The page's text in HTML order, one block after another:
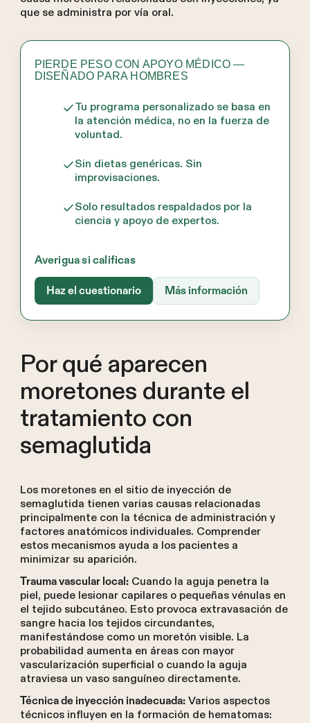
que se administra por vía oral.
PIERDE PESO CON APOYO MÉDICO —
DISEÑADO PARA HOMBRES
Tu programa personalizado se basa en
la atención médica, no en la fuerza de
voluntad.
Sin dietas genéricas. Sin
improvisaciones.
Solo resultados respaldados por la
ciencia y apoyo de expertos.
Averigua si calificas
Haz el cuestionario Más información
Por qué aparecen
moretones durante el
tratamiento con
semaglutida
Los moretones en el sitio de inyección de
semaglutida tienen varias causas relacionadas
principalmente con la técnica de administración y
factores anatómicos individuales. Comprender
estos mecanismos ayuda a los pacientes a
minimizar su aparición.
Trauma vascular local:Cuando la aguja penetra la
piel, puede lesionar capilares o pequeñas vénulas en
el tejido subcutáneo. Esto provoca extravasación de
sangre hacia los tejidos circundantes,
manifestándose como un moretón visible. La
probabilidad aumenta en áreas con mayor
vascularización superficial o cuando la aguja
atraviesa un vaso sanguíneo directamente.
Técnica de inyección inadecuada:Varios aspectos
técnicos influyen en la formación de hematomas: